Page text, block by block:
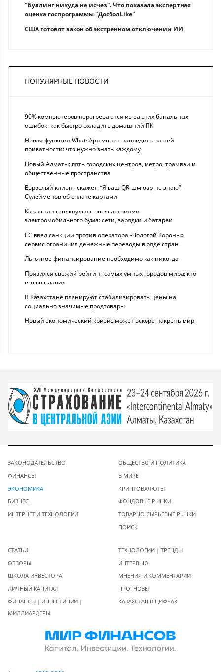
"Буллинг никуда не исчез". Что показала экспертная
оценка госпрограммы "ДосболLike"
США готовят закон об экстренном отключении ИИ
ПОПУЛЯРНЫЕ НОВОСТИ
90% компьютеров перегреваются из-за этих банальных
ошибок: как быстро охладить домашний ПК
Новая функция WhatsApp может навредить вашей
приватности: что нужно знать каждому
Новый Алматы: пять городских центров, метро, трамваи и
общественные пространства
Взрослый клиент скажет: “Я ваш QR-шмюар не знаю“ -
Сулейменов об оплате картами
Казахстан столкнулся с последствиями
электромобильного бума: сети, зарядки и батареи
ЕС ввел санкции против оператора «Золотой Короны»,
сервис ограничил денежные переводы в ряде стран
Льготное финансирование необходимо как никогда
Появился свежий рейтинг самых умных городов мира: кто
его возглавил
В Казахстане планируют стабилизировать цены на
социально значимые продтовары
Новый экономический кризис может вскоре накрыть мир
ЗАКОНОДАТЕЛЬСТВО
ФИНАНСЫ
ЭКОНОМИКА
БИЗНЕС
ИНТЕРНЕТ И ТЕХНОЛОГИИ
ОБЩЕСТВО И ПОЛИТИКА
В МИРЕ
КРИПТОВАЛЮТЫ
ФОНДОВЫЕ РЫНКИ
ТОВАРНО-СЫРЬЕВЫЕ РЫНКИ
ПОИСК
СТАТЬИ
ОБЗОРЫ
ШКОЛА ИНВЕСТОРА
ЛИЧНЫЙ КАПИТАЛ
ФИНАНСЫ | ИНВЕСТИЦИИ |
МИЛЛИАРДЕРЫ
ТЕХНОЛОГИИ | ТРЕНДЫ
ИНТЕРВЬЮ
МНЕНИЯ И КОММЕНТАРИИ
ПРОГНОЗЫ
КАЗАХСТАН В ЦИФРАХ